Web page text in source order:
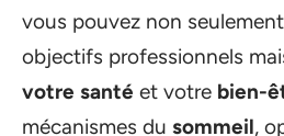
vous pouvez non
objectifs professionnels
votre santé et votre bien-
mécanismes du sommeil,